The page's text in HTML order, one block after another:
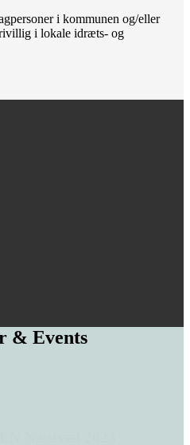
i kommunen og/eller
i lokale idræts- og
& Events